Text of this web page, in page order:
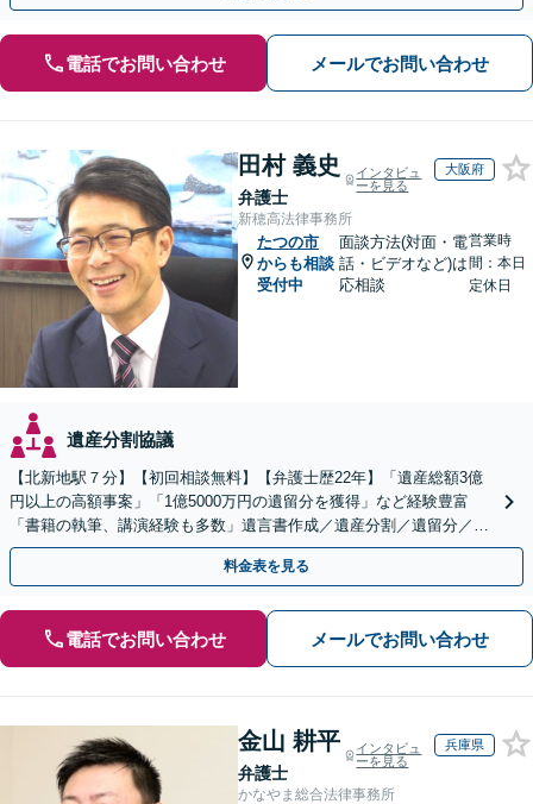
電話でお問い合わせ メールでお問い合わせ
田村 義史
弁護士
インタビュ
ーを見る
大阪府
新穂高法律事務所
たつの市
からも相談
受付中
面談方法(対面・電
話・ビデオなど)は
応相談
営業時
間：本日
定休日
遺産分割協議
【北新地駅７分】【初回相談無料】【弁護士歴22年】「遺産総額3億
円以上の高額事案」「1億5000万円の遺留分を獲得」など経験豊富
「書籍の執筆、講演経験も多数」遺言書作成／遺産分割／遺留分／相
続放棄など【休日・夜間面談可】【完全個室対応】
料金表を見る
電話でお問い合わせ メールでお問い合わせ
金山 耕平
弁護士
インタビュ
ーを見る
兵庫県
かなやま総合法律事務所